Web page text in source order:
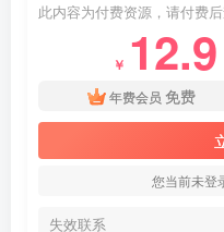
此内容为付费资源，请付费
￥ 12.9
年费会员 免费
您当前未登
失效联系